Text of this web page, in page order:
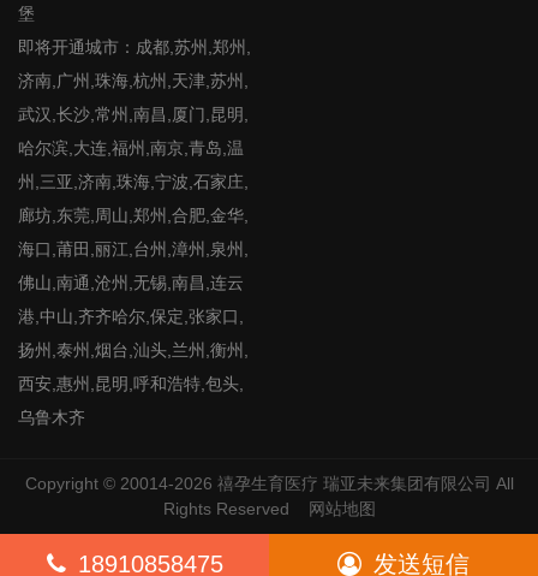
堡
即将开通城市：成都,苏州,郑州,
济南,广州,珠海,杭州,天津,苏州,
武汉,长沙,常州,南昌,厦门,昆明,
哈尔滨,大连,福州,南京,青岛,温
州,三亚,济南,珠海,宁波,石家庄,
廊坊,东莞,周山,郑州,合肥,金华,
海口,莆田,丽江,台州,漳州,泉州,
佛山,南通,沧州,无锡,南昌,连云
港,中山,齐齐哈尔,保定,张家口,
扬州,泰州,烟台,汕头,兰州,衡州,
西安,惠州,昆明,呼和浩特,包头,
乌鲁木齐
Copyright © 20014-2026 禧孕生育医疗 瑞亚未来集团有限公司 All
Rights Reserved
网站地图
18910858475 发送短信